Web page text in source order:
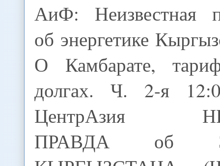
АиФ: Неизвестная
об энергетике
О Камбарате,
долгах. Ч. 2-я
ЦентрАзия
ПРАВДА об